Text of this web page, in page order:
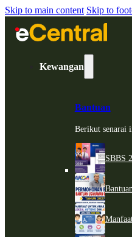
Skip to main content Skip to
Kewangan
Bantuan
Berikut senarai
SBBS